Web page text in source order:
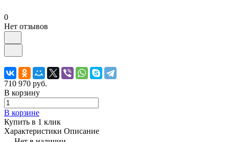
0
Нет отзывов
710 970 руб.
В корзину
В корзине
Купить в 1 клик
Характеристики Описание